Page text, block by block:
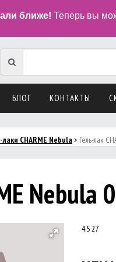
ближе! Теперь вы
БЛОГ КОНТАКТЫ
лаки CHARMЕ Nebula > Гель-лак
Nebula
4.527